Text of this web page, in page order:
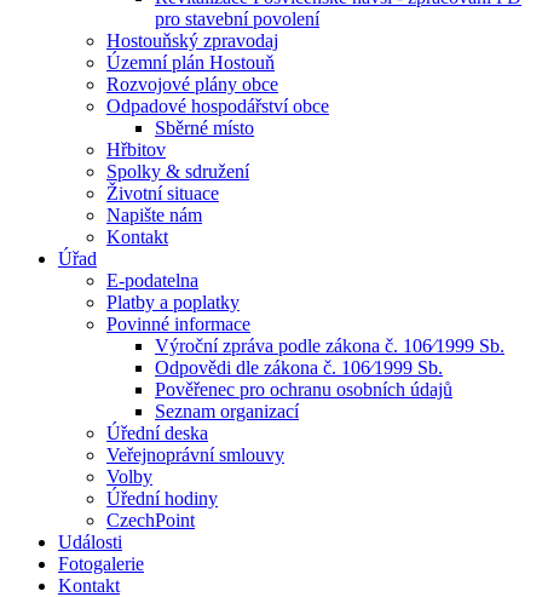
pro stavební povolení
Hostouňský zpravodaj
Územní plán Hostouň
Rozvojové plány obce
Odpadové hospodářství obce
Sběrné místo
Hřbitov
Spolky & sdružení
Životní situace
Napište nám
Kontakt
Úřad
E-podatelna
Platby a poplatky
Povinné informace
Výroční zpráva podle zákona č. 106⁄1999 Sb.
Odpovědi dle zákona č. 106⁄1999 Sb.
Pověřenec pro ochranu osobních údajů
Seznam organizací
Úřední deska
Veřejnoprávní smlouvy
Volby
Úřední hodiny
CzechPoint
Události
Fotogalerie
Kontakt